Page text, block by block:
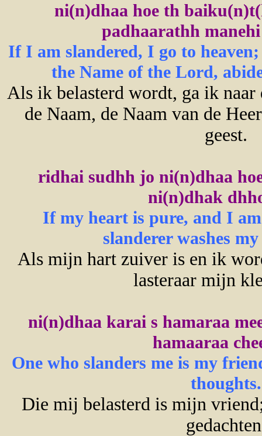
ni(n)dhaa hoe th
padhaarathh manehi
If I am slandered, I go to
the Name of the Lord,
Als ik belasterd wordt, ga ik naar
de Naam, de Naam van de
geest.
ridhai sudhh jo ni(n)dhaa
ni(n)dhak
If my heart is pure, and I
slanderer washes
Als mijn hart zuiver is en ik
lasteraar mijn
ni(n)dhaa karai s hamaraa
hamaaraa
One who slanders me is my
thoughts.
Die mij belasterd is mijn